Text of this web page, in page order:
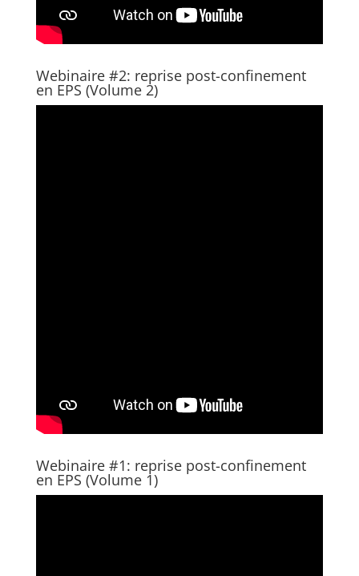
Webinaire #2: reprise post-confinement
en EPS (Volume 2)
Webinaire #1: reprise post-confinement
en EPS (Volume 1)